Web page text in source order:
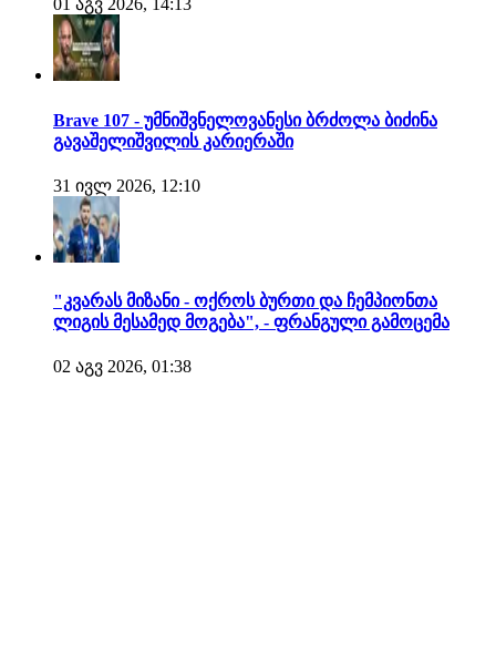
01 აგვ 2026, 14:13
Brave 107 - უმნიშვნელოვანესი ბრძოლა ბიძინა
გავაშელიშვილის კარიერაში
31 ივლ 2026, 12:10
"კვარას მიზანი - ოქროს ბურთი და ჩემპიონთა
ლიგის მესამედ მოგება", - ფრანგული გამოცემა
02 აგვ 2026, 01:38